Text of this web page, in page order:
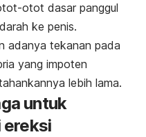
otot dasar panggul
ke penis.
adanya tekanan pada
yang impoten
lebih lama.
untuk
ereksi